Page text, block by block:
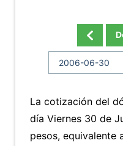
La cotización del
día Viernes 30 de
pesos, equivalente